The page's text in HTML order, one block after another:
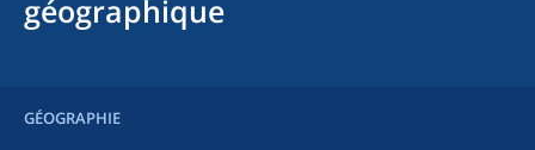
géographique
GÉOGRAPHIE